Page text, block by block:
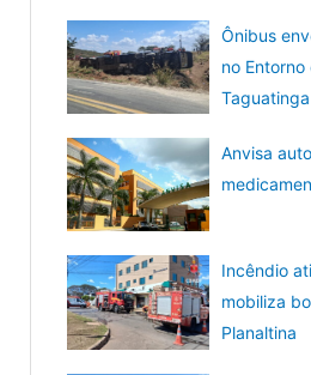
Ônibus
no
Taguatinga
Anvisa
Incêndio
mobiliza
Planaltina